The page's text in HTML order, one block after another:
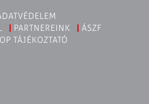
PARTNEREINK
ÁSZF
TÁJÉKOZTATÓ